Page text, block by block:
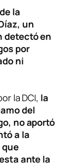
la
un
detectó en
por
ni
la DCI, la
del
no aportó
a la
ante la